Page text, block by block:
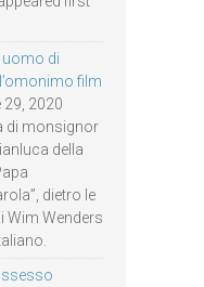
uomo di
film
29, 2020
di monsignor
della
dietro le
Wim Wenders